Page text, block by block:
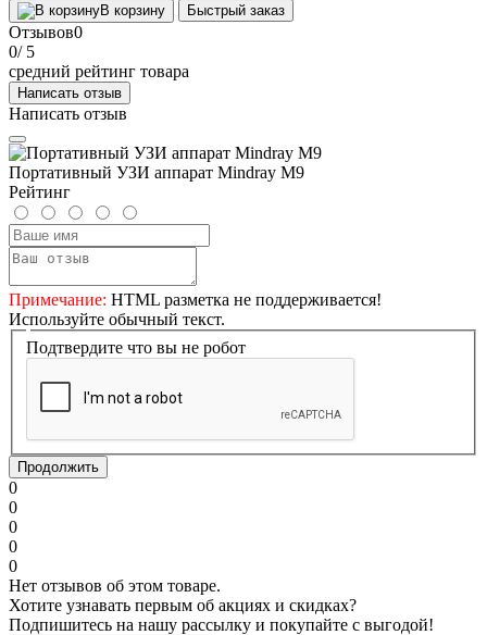
В корзину Быстрый заказ
Отзывов0
0/ 5
средний рейтинг товара
Написать отзыв
Написать отзыв
Портативный УЗИ аппарат Mindray M9
Рейтинг
Примечание: HTML разметка не поддерживается!
Используйте обычный текст.
Подтвердите что вы не робот
Продолжить
0
0
0
0
0
Нет отзывов об этом товаре.
Хотите узнавать первым об акциях и скидках?
Подпишитесь на нашу рассылку и покупайте с выгодой!